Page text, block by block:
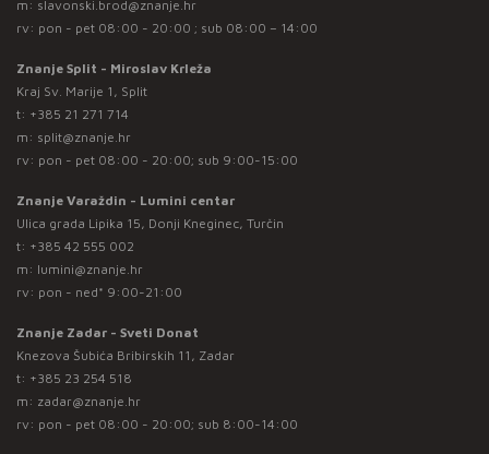
m: slavonski.brod@znanje.hr
rv: pon - pet 08:00 - 20:00 ; sub 08:00 – 14:00
Znanje Split - Miroslav Krleža
Kraj Sv. Marije 1, Split
t: +385 21 271 714
m: split@znanje.hr
rv: pon - pet 08:00 - 20:00; sub 9:00-15:00
Znanje Varaždin - Lumini centar
Ulica grada Lipika 15, Donji Kneginec, Turčin
t: +385 42 555 002
m: lumini@znanje.hr
rv: pon - ned* 9:00-21:00
Znanje Zadar - Sveti Donat
Knezova Šubića Bribirskih 11, Zadar
t: +385 23 254 518
m: zadar@znanje.hr
rv: pon - pet 08:00 - 20:00; sub 8:00-14:00